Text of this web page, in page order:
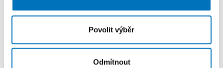
Povolit výběr
Odmítnout
To, že budou brány v potaz pouze kritické výmoly, definuje
filtr, který je možné nastavit mezi dvěma moduly.